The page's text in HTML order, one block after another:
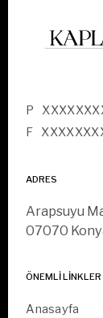
P
F
ADRES
Arapsuyu
07070
ÖNEMLI LINKLER
Anasayfa